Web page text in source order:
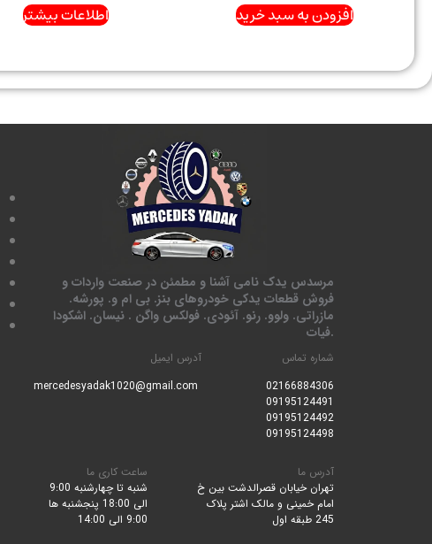
افزودن به سبد خرید اطلاعات بیشتر
مرسدس یدک نامی آشنا و مطمئن در صنعت واردات و
فروش قطعات یدکی خودروهای بنز. بی ام و. پورشه.
مازراتی. ولوو. رنو. آئودی. فولکس واگن . نیسان. اشکودا
.فیات
شماره تماس
02166884306
09195124491
09195124492
09195124498
آدرس ایمیل
آدرس ما
تهران خیابان قصرالدشت بین خ
امام خمینی و مالک اشتر پلاک
245 طبقه اول
ساعت کاری ما
شنبه تا چهارشنبه 9:00
الی 18:00 پنجشنبه ها
9:00 الی 14:00